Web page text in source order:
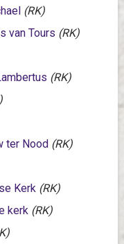
(RK)
van Tours (RK)
(RK)
ter Nood (RK)
Kerk(RK)
kerk (RK)